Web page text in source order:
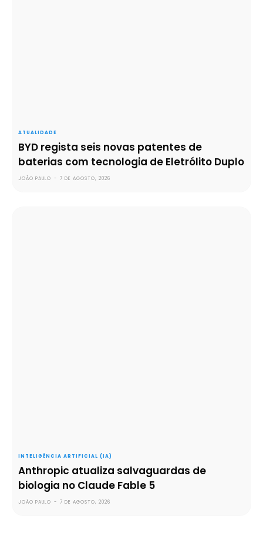
ATUALIDADE
BYD regista seis novas patentes de
baterias com tecnologia de Eletrólito Duplo
JOÃO PAULO - 7 DE AGOSTO, 2026
INTELIGÊNCIA ARTIFICIAL (IA)
Anthropic atualiza salvaguardas de
biologia no Claude Fable 5
JOÃO PAULO - 7 DE AGOSTO, 2026